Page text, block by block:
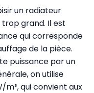
un radiateur
grand. Il est
qui corresponde
de la pièce.
puissance par un
on utilise
m³, qui convient aux